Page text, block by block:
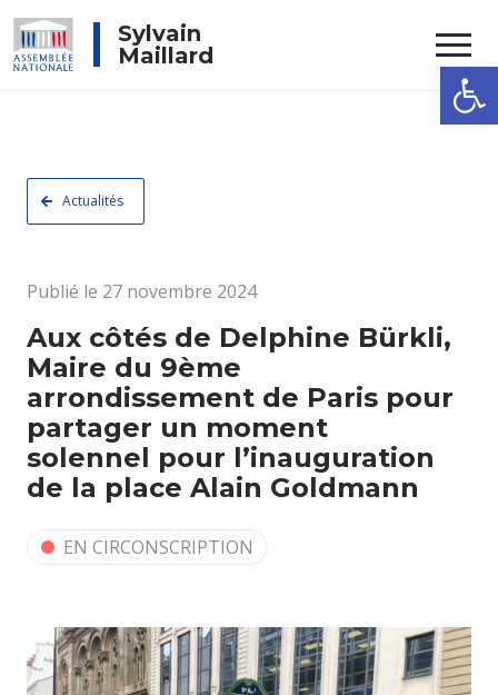
Ouvrir
Sylvain
Maillard
Actualités
Publié le 27 novembre 2024
Aux côtés de Delphine Bürkli,
Maire du 9ème
arrondissement de Paris pour
partager un moment
solennel pour l’inauguration
de la place Alain Goldmann
EN CIRCONSCRIPTION